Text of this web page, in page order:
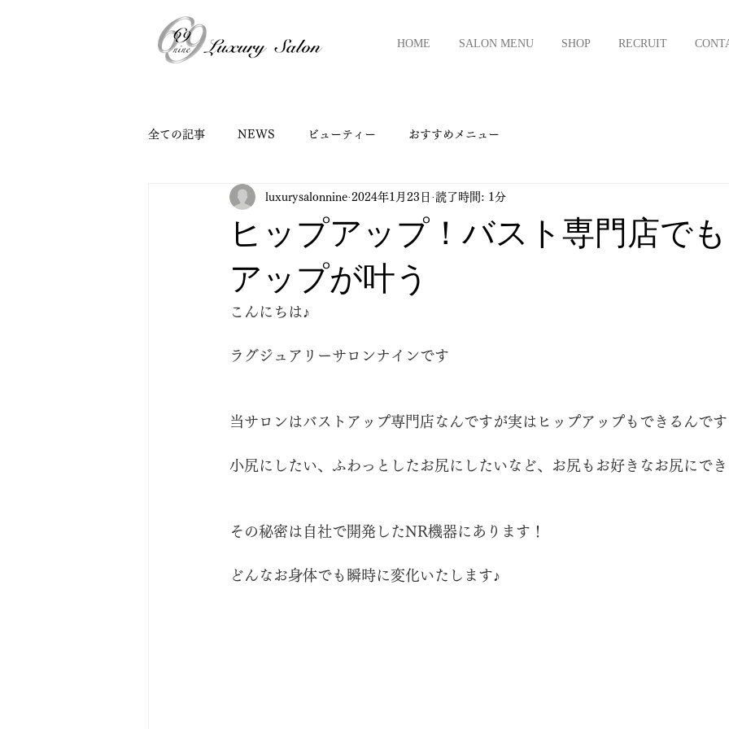
HOME SALON MENU SHOP RECRUIT
全ての記事 NEWS ビューティー おすすめメニュー
ヒップアップ！バスト専門店で
アップが叶う
luxurysalonnine 2024年1月23日 読了時間: 1分
こんにちは♪
ラグジュアリーサロンナインです
当サロンはバストアップ専門店なんですが実はヒップアップもできるんです
小尻にしたい、ふわっとしたお尻にしたいなど、お尻もお好きなお尻にでき
その秘密は自社で開発したNR機器にあります！
どんなお身体でも瞬時に変化いたします♪